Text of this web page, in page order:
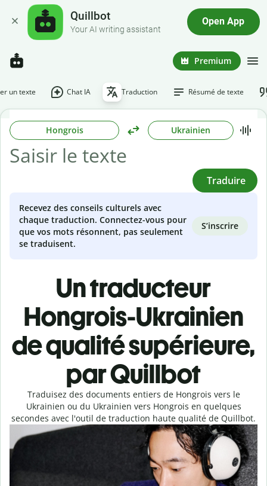
Quillbot
Your AI writing assistant
Open App
Premium
un texte Chat IA Traduction Résumé de texte
Hongrois Ukrainien
Traduire
Recevez des conseils culturels avec
chaque traduction. Connectez-vous pour
que vos mots résonnent, pas seulement
se traduisent.
S’inscrire
Un traducteur
Hongrois-Ukrainien
de qualité supérieure,
par Quillbot
Traduisez des documents entiers de Hongrois vers le
Ukrainien ou du Ukrainien vers Hongrois en quelques
secondes avec l'outil de traduction haute qualité de Quillbot.